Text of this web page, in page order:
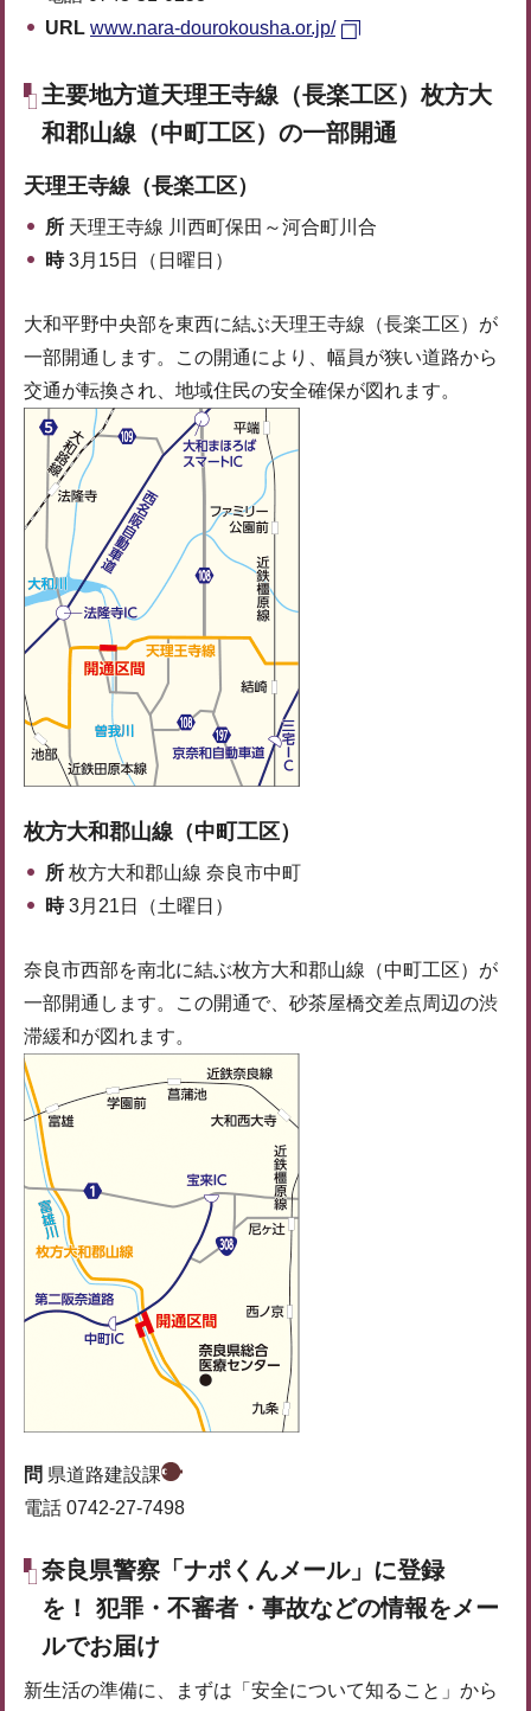
URL www.nara-dourokousha.or.jp/
主要地方道天理王寺線（長楽工区）枚方大
和郡山線（中町工区）の一部開通
天理王寺線（長楽工区）
所 天理王寺線 川西町保田～河合町川合
時3月15日（日曜日）
大和平野中央部を東西に結ぶ天理王寺線（長楽工区）が
一部開通します。この開通により、幅員が狭い道路から
交通が転換され、地域住民の安全確保が図れます。
枚方大和郡山線（中町工区）
所 枚方大和郡山線 奈良市中町
時3月21日（土曜日）
奈良市西部を南北に結ぶ枚方大和郡山線（中町工区）が
一部開通します。この開通で、砂茶屋橋交差点周辺の渋
滞緩和が図れます。
問 県道路建設課
電話 0742-27-7498
奈良県警察「ナポくんメール」に登録
を！ 犯罪・不審者・事故などの情報をメー
ルでお届け
新生活の準備に、まずは「安全について知ること」から